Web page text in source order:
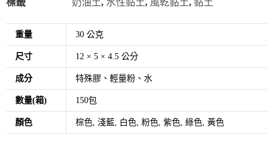
標籤
奶油土, 水性黏土, 風乾黏土, 黏土
重量 30 公克
尺寸 12 × 5 × 4.5 公分
成分 特殊膠、輕量粉、水
數量(箱) 150包
顏色 棕色, 淺藍, 白色, 粉色, 紫色, 綠色, 黃色